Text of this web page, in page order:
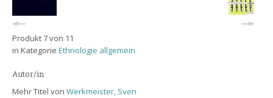
Produkt 7 von 11
in Kategorie Ethnologie allgemein
Autor/in
Mehr Titel von Werkmeister, Sven